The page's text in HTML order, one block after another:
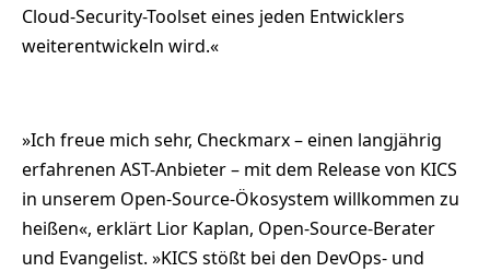
Cloud-Security-Toolset eines jeden Entwicklers
weiterentwickeln wird.«
»Ich freue mich sehr, Checkmarx – einen langjährig
erfahrenen AST-Anbieter – mit dem Release von KICS
in unserem Open-Source-Ökosystem willkommen zu
heißen«, erklärt Lior Kaplan, Open-Source-Berater
und Evangelist. »KICS stößt bei den DevOps- und